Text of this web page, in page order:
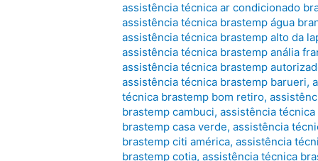
assistência técnica ar condicionado
assistência técnica brastemp água
assistência técnica brastemp alto da
assistência técnica brastemp anália
assistência técnica brastemp
assistência técnica brastemp barueri,
técnica brastemp bom retiro,
brastemp cambuci,assistência
brastemp casa verde,assistência
brastemp citi américa,assistência
brastemp cotia,assistência técnica